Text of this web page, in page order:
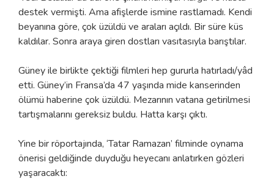
destek vermişti. Ama afişlerde ismine rastlamadı. Kendi
beyanına göre, çok üzüldü ve araları açıldı. Bir süre küs
kaldılar. Sonra araya giren dostları vasıtasıyla barıştılar.
Güney ile birlikte çektiği filmleri hep gururla hatırladı/yâd
etti. Güney’in Fransa’da 47 yaşında mide kanserinden
ölümü haberine çok üzüldü. Mezarının vatana getirilmesi
tartışmalarını gereksiz buldu. Hatta karşı çıktı.
Yine bir röportajında, ‘Tatar Ramazan’ filminde oynama
önerisi geldiğinde duyduğu heyecanı anlatırken gözleri
yaşaracaktı: